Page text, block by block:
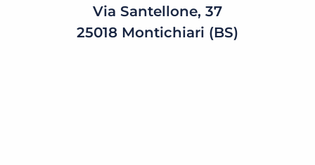
Via Santellone, 37
25018 Montichiari (BS)